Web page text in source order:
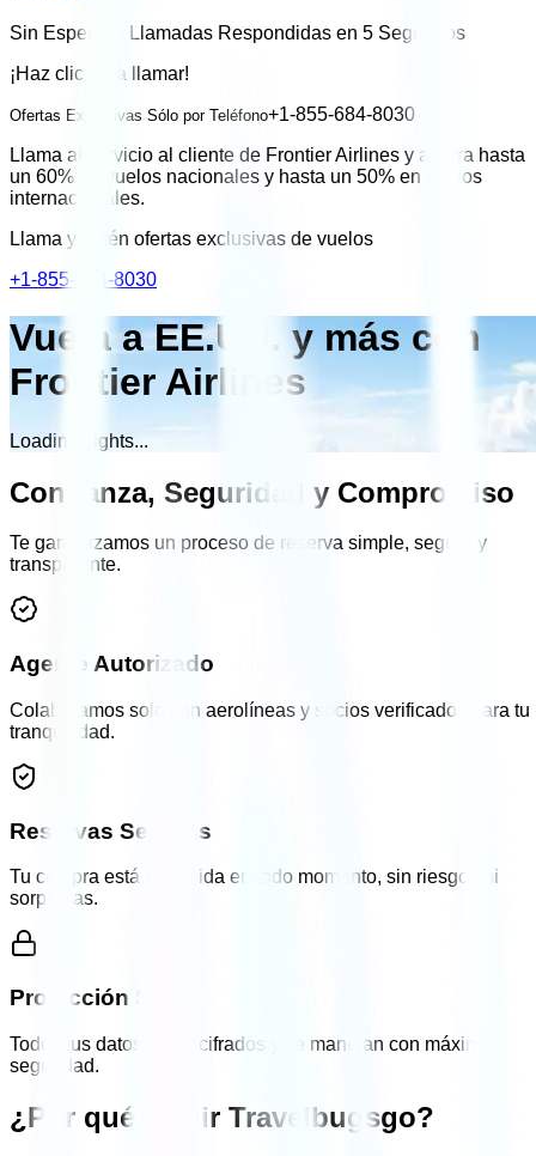
Sin Esperas - Llamadas Respondidas en 5 Segundos
¡Haz clic para llamar!
Ofertas Exclusivas Sólo por Teléfono+1-855-684-8030
Llama al servicio al cliente de Frontier Airlines y ahorra hasta
un 60% en vuelos nacionales y hasta un 50% en vuelos
internacionales.
Llama y obtén ofertas exclusivas de vuelos
+1-855-684-8030
Vuela a EE.UU. y más con
Frontier Airlines
Loading flights...
Confianza, Seguridad y Compromiso
Te garantizamos un proceso de reserva simple, seguro y
transparente.
Agente Autorizado
Colaboramos solo con aerolíneas y socios verificados para tu
tranquilidad.
Reservas Seguras
Tu compra está protegida en todo momento, sin riesgos ni
sorpresas.
Protección SSL
Todos tus datos están cifrados y se manejan con máxima
seguridad.
¿Por qué elegir Travelbugsgo?